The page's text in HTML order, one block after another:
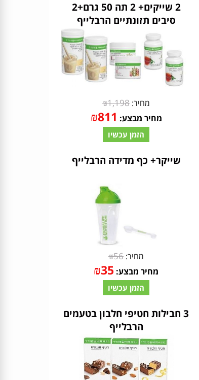
2 שייקים+ 2 תה 50 גרם+2
סיבים תזונתיים הרבלייף
מחיר: ₪1,198
מחיר מבצע: ₪811
הזמן עכשיו
שייקר+ כף מדידה הרבלייף
מחיר: ₪56
מחיר מבצע: ₪35
הזמן עכשיו
3 חבילות חטיפי חלבון בטעמים
הרבלייף